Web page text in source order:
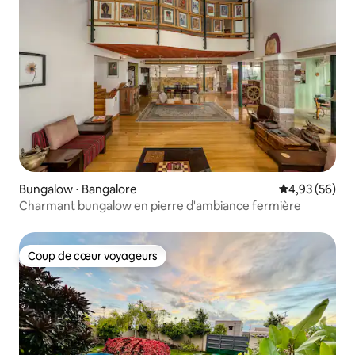
Bungalow ⋅ Bangalore Évaluation
4,93 (56)
Charmant bungalow en pierre d'ambiance fermière
Coup de cœur voyageurs
Coup de cœur voyageurs